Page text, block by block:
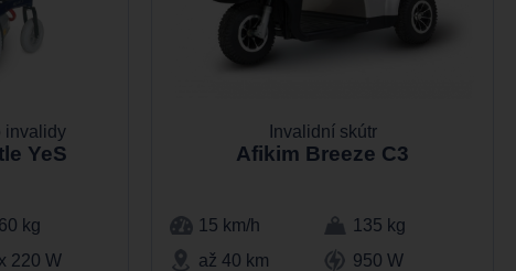
invalidy
YeS
kg
220 W
Invalidní skútr
Afikim Breeze C3
15 km/h
135 kg
až 40 km
950 W